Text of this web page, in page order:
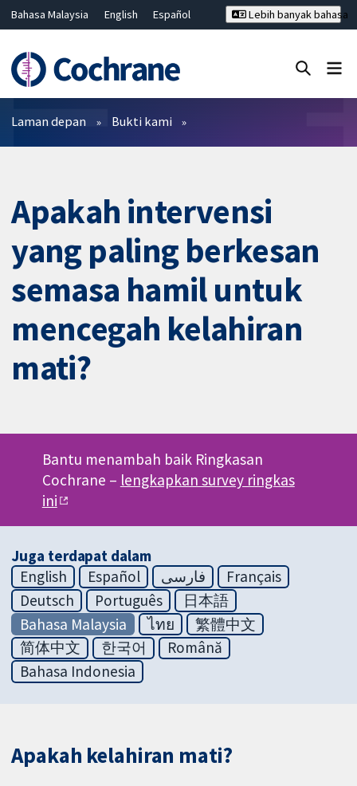
Bahasa Malaysia English
Español
Hrvatski
Deutsch ไทย
繁體中文
简体中文
Lebih banyak bahasa
Penapis
Laman depan Bukti kami
Apakah intervensi
yang paling berkesan
semasa hamil untuk
mencegah kelahiran
mati?
Bantu menambah baik Ringkasan
Cochrane – lengkapkan survey ringkas
ini
Juga terdapat dalam
English
Español فارسی
Français
Deutsch
Português
日本語
Bahasa Malaysia
ไทย
繁體中文
简体中文
한국어
Română
Bahasa Indonesia
Apakah kelahiran mati?